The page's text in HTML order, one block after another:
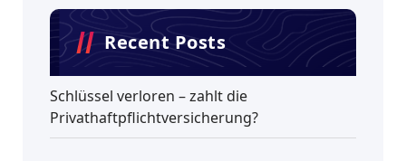
Recent Posts
Schlüssel verloren – zahlt die
Privathaftpflichtversicherung?